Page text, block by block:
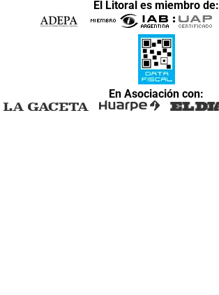
El Litoral es miembro de:
En Asociación con: